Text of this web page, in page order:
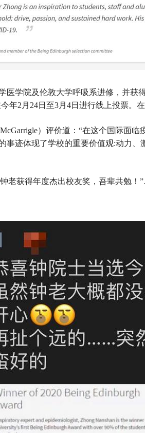
医学院及伦敦大学呼吸系进修，并
年2月24日至3月4日进行线上投票。
）评价道：“在这个国际面
事迹体现了学校的重要价值观:动力
老获得年度杰出校友奖，吾辈共勉